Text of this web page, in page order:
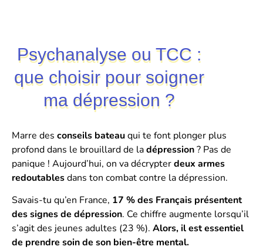
Psychanalyse ou TCC :
que choisir pour soigner
ma dépression ?
Marre des conseils bateauqui te font plonger plus
profond dans le brouillard de ladépression? Pas de
panique ! Aujourd’hui, on va décrypterdeux armes
redoutablesdans ton combat contre la dépression.
Savais-tu qu’en France, 17 % des Français présentent
des signes de dépression. Ce chiffre augmente lorsqu’il
s’agit des jeunes adultes (23 %). Alors, il est essentiel
de prendre soin de son bien-être mental.